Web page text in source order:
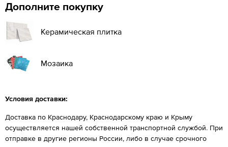
Дополните покупку
Керамическая плитка
Мозаика
Условия доставки:
Доставка по Краснодару, Краснодарскому краю и Крыму
осуществляется нашей собственной транспортной службой. При
отправке в другие регионы России, либо в случае срочного